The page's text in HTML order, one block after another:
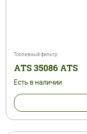
Топливный фильтр
ATS 35086 ATS
Есть в наличии